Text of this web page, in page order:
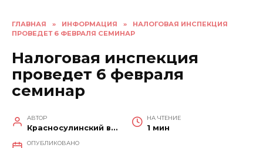
ГЛАВНАЯ » ИНФОРМАЦИЯ »
НАЛОГОВАЯ ИНСПЕКЦИЯ
ПРОВЕДЕТ 6 ФЕВРАЛЯ СЕМИНАР
Налоговая инспекция
проведет 6 февраля
семинар
АВТОР
Красносулинский вестник
НА ЧТЕНИЕ
1 мин
ОПУБЛИКОВАНО